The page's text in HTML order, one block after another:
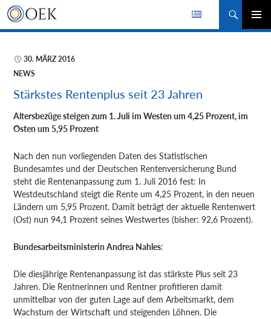
Suchen
ZUM
30. MÄRZ 2016
NEWS
Stärkstes Rentenplus seit 23 Jahren
Altersbezüge steigen zum 1. Juli im Westen um 4,25 Prozent, im
Osten um 5,95 Prozent
Nach den nun vorliegenden Daten des Statistischen
Bundesamtes und der Deutschen Rentenversicherung Bund
steht die Rentenanpassung zum 1. Juli 2016 fest: In
Westdeutschland steigt die Rente um 4,25 Prozent, in den neuen
Ländern um 5,95 Prozent. Damit beträgt der aktuelle Rentenwert
(Ost) nun 94,1 Prozent seines Westwertes (bisher: 92,6 Prozent).
Bundesarbeitsministerin Andrea Nahles:
Die diesjährige Rentenanpassung ist das stärkste Plus seit 23
Jahren. Die Rentnerinnen und Rentner profitieren damit
unmittelbar von der guten Lage auf dem Arbeitsmarkt, dem
Wachstum der Wirtschaft und steigenden Löhnen. Die